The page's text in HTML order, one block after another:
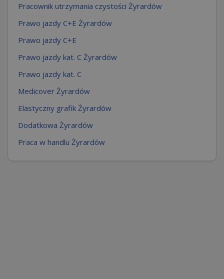
Pracownik utrzymania czystości Żyrardów
Prawo jazdy C+E Żyrardów
Prawo jazdy C+E
Prawo jazdy kat. C Żyrardów
Prawo jazdy kat. C
Medicover Żyrardów
Elastyczny grafik Żyrardów
Dodatkowa Żyrardów
Praca w handlu Żyrardów